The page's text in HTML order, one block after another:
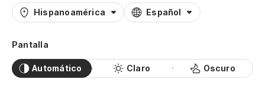
Hispanoamérica Español
Pantalla
Automático Claro Oscuro